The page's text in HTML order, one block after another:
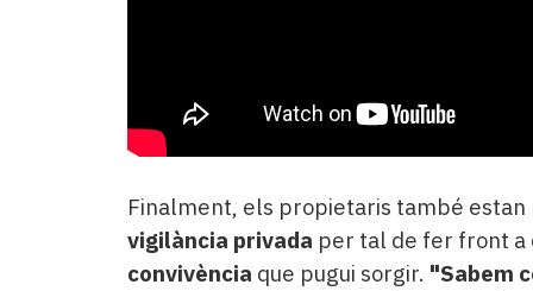
Finalment, els propietaris també
vigilància privada per tal de fer front a
convivència que pugui sorgir. "Sabem